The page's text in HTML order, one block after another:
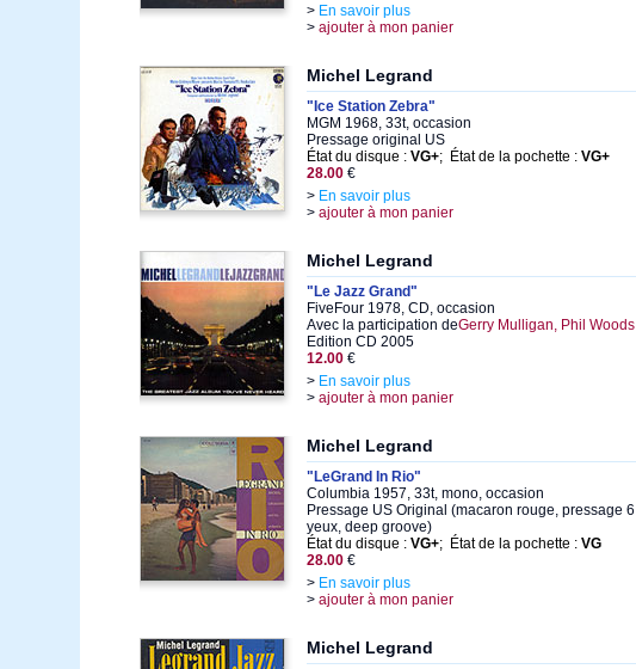
> En savoir plus
> ajouter à mon panier
Michel Legrand
"Ice Station Zebra"
MGM 1968, 33t, occasion
Pressage original US
État du disque : VG+; État de la pochette : VG+
28.00 €
> En savoir plus
> ajouter à mon panier
Michel Legrand
"Le Jazz Grand"
FiveFour 1978, CD, occasion
Avec la participation deGerry Mulligan, Phil Woods
Edition CD 2005
12.00 €
> En savoir plus
> ajouter à mon panier
Michel Legrand
"LeGrand In Rio"
Columbia 1957, 33t, mono, occasion
Pressage US Original (macaron rouge, pressage 6
yeux, deep groove)
État du disque : VG+; État de la pochette : VG
28.00 €
> En savoir plus
> ajouter à mon panier
Michel Legrand